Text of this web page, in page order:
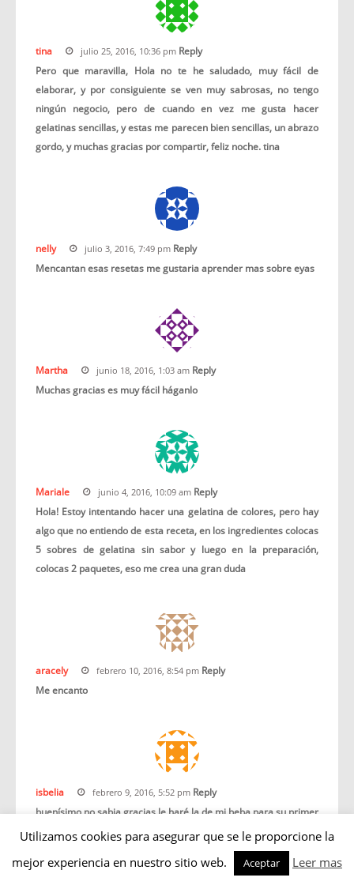
tina julio 25, 2016, 10:36 pm Reply
Pero que maravilla, Hola no te he saludado, muy fácil de
elaborar, y por consiguiente se ven muy sabrosas, no tengo
ningún negocio, pero de cuando en vez me gusta hacer
gelatinas sencillas, y estas me parecen bien sencillas, un abrazo
gordo, y muchas gracias por compartir, feliz noche. tina
nelly julio 3, 2016, 7:49 pm Reply
Mencantan esas resetas me gustaria aprender mas sobre eyas
Martha junio 18, 2016, 1:03 am Reply
Muchas gracias es muy fácil háganlo
Mariale junio 4, 2016, 10:09 am Reply
Hola! Estoy intentando hacer una gelatina de colores, pero hay
algo que no entiendo de esta receta, en los ingredientes colocas
5 sobres de gelatina sin sabor y luego en la preparación,
colocas 2 paquetes, eso me crea una gran duda
aracely febrero 10, 2016, 8:54 pm Reply
Me encanto
isbelia febrero 9, 2016, 5:52 pm Reply
buenísimo no sabia gracias le haré la de mi beba para su primer
anito
Utilizamos cookies para asegurar que se le proporcione la
mejor experiencia en nuestro sitio web.
Aceptar Leer mas